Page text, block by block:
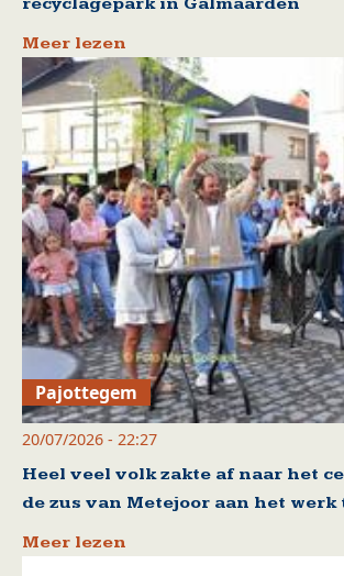
Meer lezen
Pajottegem
20/07/2026 - 22:27
Heel veel volk zakte af naar het
de zus van Metejoor aan het werk
Meer lezen